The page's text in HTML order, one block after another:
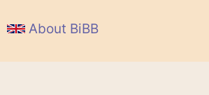
About BiBB